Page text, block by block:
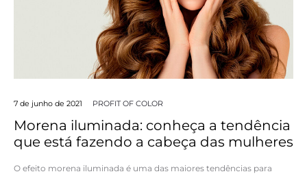
7 de junho de 2021 PROFIT OF COLOR
Morena iluminada: conheça a tendência
que está fazendo a cabeça das mulheres
O efeito morena iluminada é uma das maiores tendências para